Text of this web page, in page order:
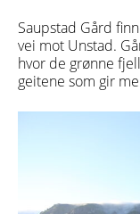
Saupstad Gård
vei mot Unstad.
hvor de grønne
geitene som gir